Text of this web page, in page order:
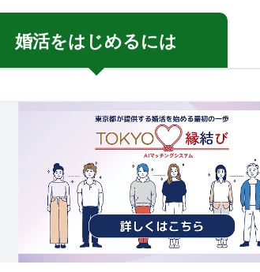
婚活をはじめるには